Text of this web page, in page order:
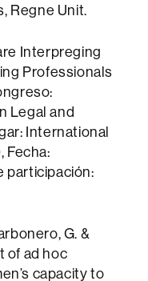
Regne Unit.
Interpreging
Professionals
Legal and
International
Fecha:
participación:
G. &
of ad hoc
capacity to